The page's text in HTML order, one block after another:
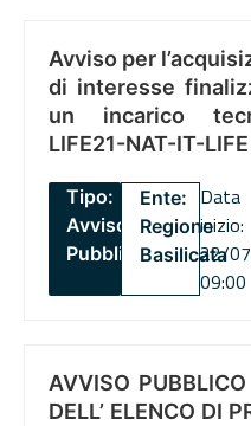
Avviso per
di interesse
un incarico
LIFE21-NAT-IT-
Tipo:
Avviso
Pubblico
Ente:
Regione
Basilicata
Data
inizio:
22/
09:00
AVVISO
DELL’ ELENCO DI